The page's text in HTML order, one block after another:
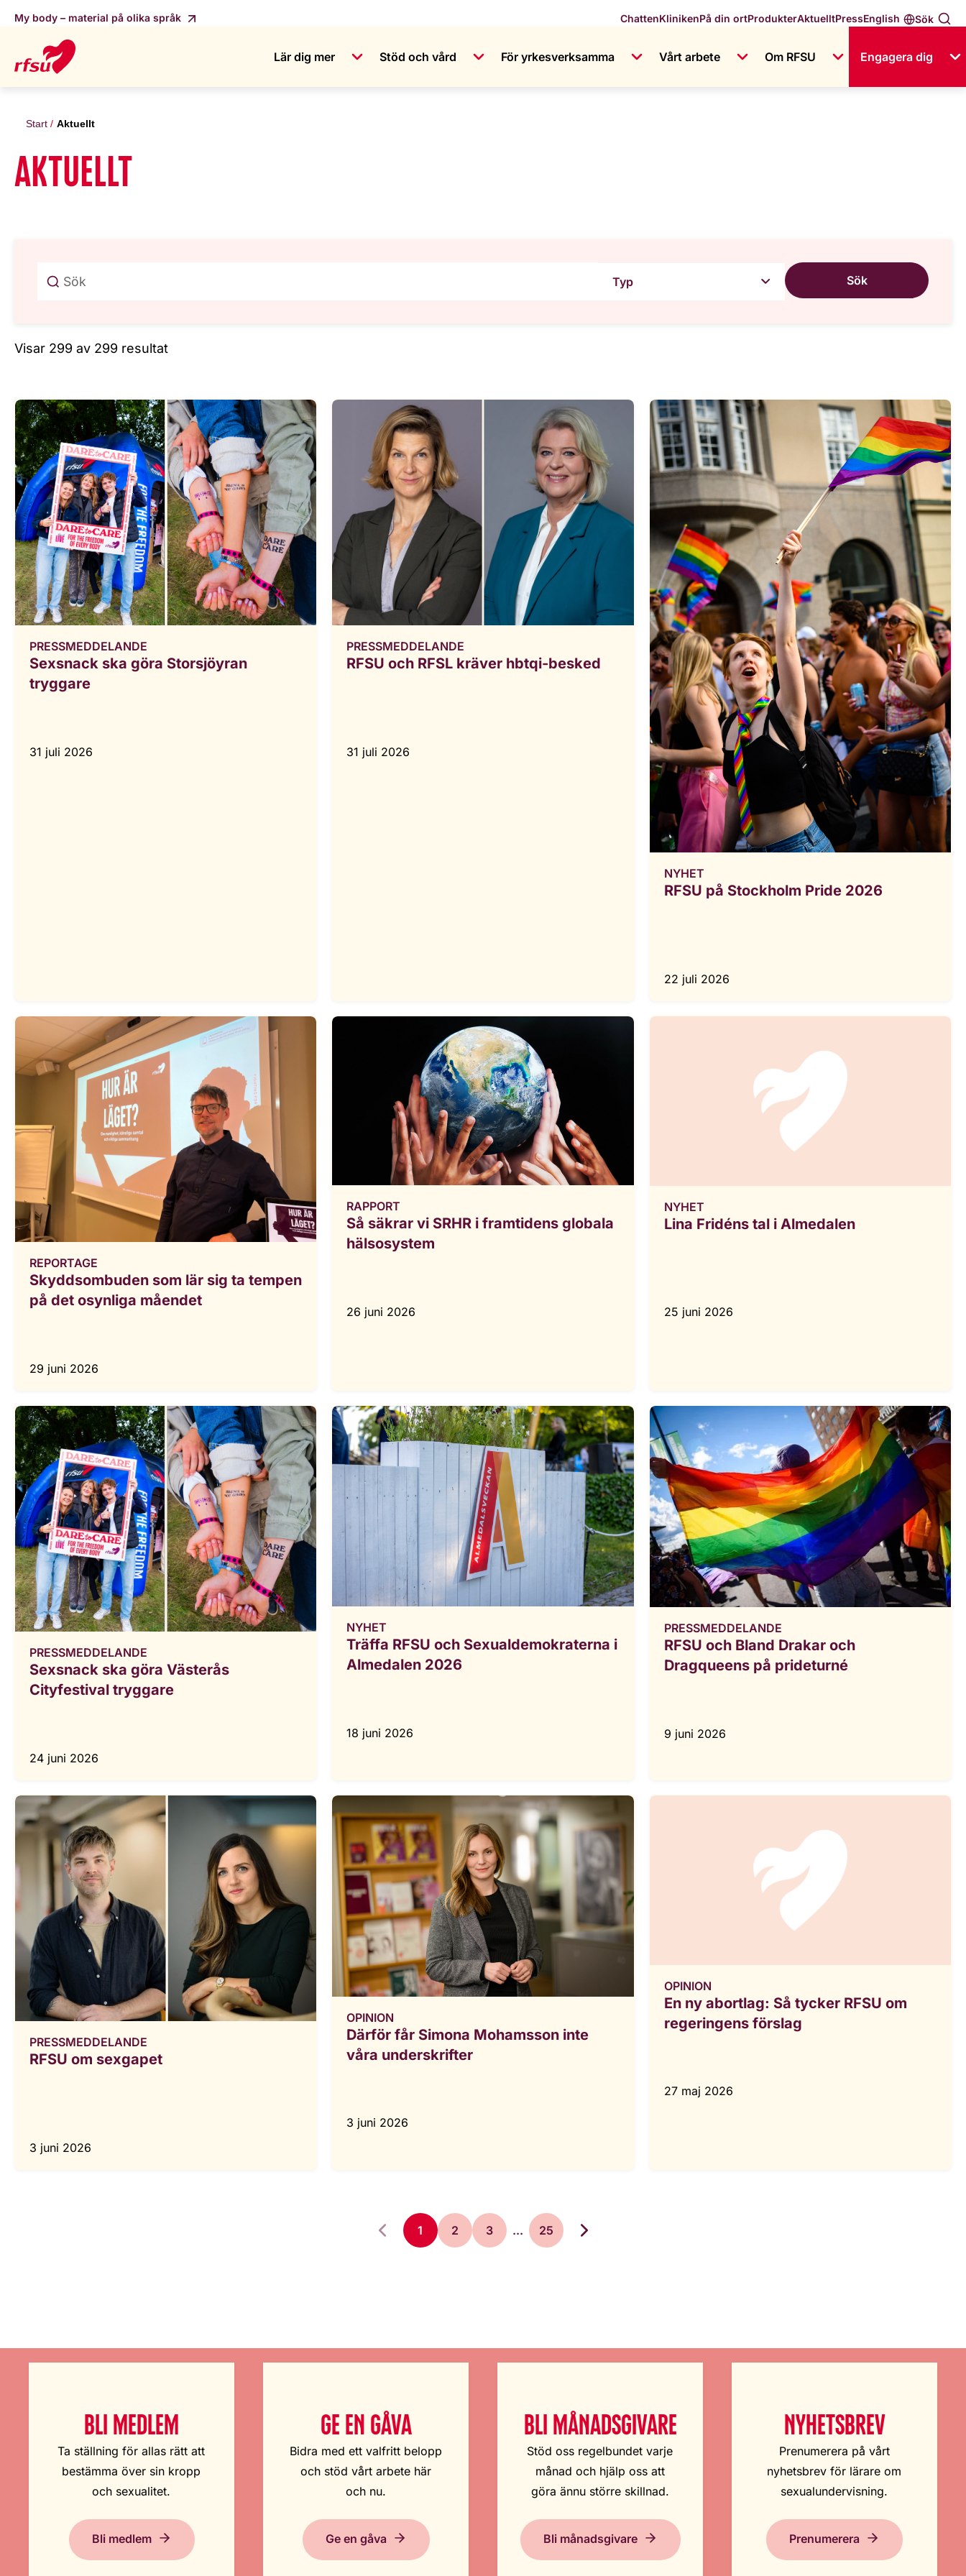
My body – material på olika språk Sök
English
ChattenKlinikenPå din ortProdukterAktuelltPress
Lär dig mer Stöd och vård För yrkesverksamma Vårt arbete Om RFSU Engagera dig
Start Aktuellt
AKTUELLT
Typ Sök
Visar 299 av 299 resultat
PRESSMEDDELANDE
Sexsnack ska göra Storsjöyran
tryggare
31 juli 2026
PRESSMEDDELANDE
RFSU och RFSL kräver hbtqi-besked
31 juli 2026
NYHET
RFSU på Stockholm Pride 2026
22 juli 2026
REPORTAGE
Skyddsombuden som lär sig ta tempen
på det osynliga måendet
29 juni 2026
RAPPORT
Så säkrar vi SRHR i framtidens globala
hälsosystem
26 juni 2026
NYHET
Lina Fridéns tal i Almedalen
25 juni 2026
PRESSMEDDELANDE
Sexsnack ska göra Västerås
Cityfestival tryggare
24 juni 2026
NYHET
Träffa RFSU och Sexualdemokraterna i
Almedalen 2026
18 juni 2026
PRESSMEDDELANDE
RFSU och Bland Drakar och
Dragqueens på prideturné
9 juni 2026
PRESSMEDDELANDE
RFSU om sexgapet
3 juni 2026
OPINION
Därför får Simona Mohamsson inte
våra underskrifter
3 juni 2026
OPINION
En ny abortlag: Så tycker RFSU om
regeringens förslag
27 maj 2026
1 2 3 ... 25
BLI MEDLEM
Ta ställning för allas rätt att
bestämma över sin kropp
och sexualitet.
Bli medlem
GE EN GÅVA
Bidra med ett valfritt belopp
och stöd vårt arbete här
och nu.
Ge en gåva
BLI MÅNADSGIVARE
Stöd oss regelbundet varje
månad och hjälp oss att
göra ännu större skillnad.
Bli månadsgivare
NYHETSBREV
Prenumerera på vårt
nyhetsbrev för lärare om
sexualundervisning.
Prenumerera